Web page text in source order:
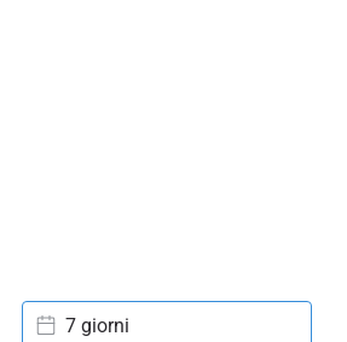
7 giorni